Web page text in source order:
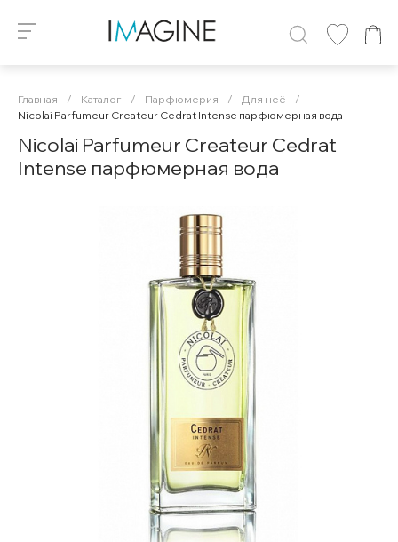
Главная / Каталог / Парфюмерия / Для неё
/
Nicolai Parfumeur Createur Cedrat Intense парфюмерная вода
Nicolai Parfumeur Createur Cedrat
Intense парфюмерная вода